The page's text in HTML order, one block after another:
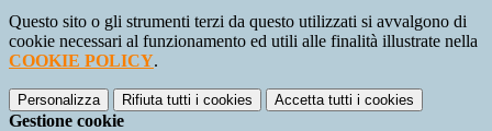
Questo sito o gli strumenti terzi da questo utilizzati si avvalgono di
cookie necessari al funzionamento ed utili alle finalità illustrate nella
COOKIE POLICY.
Personalizza Rifiuta tutti i cookies Accetta tutti i cookies
Gestione cookie